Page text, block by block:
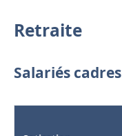
Retraite
Salariés cadres